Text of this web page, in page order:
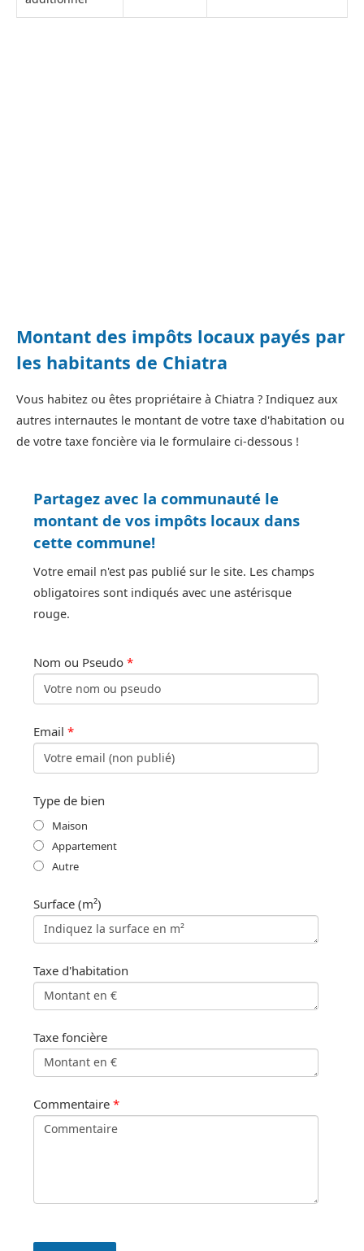
Montant des impôts locaux payés par
les habitants de Chiatra
Vous habitez ou êtes propriétaire à Chiatra ? Indiquez aux
autres internautes le montant de votre taxe d'habitation ou
de votre taxe foncière via le formulaire ci-dessous !
Partagez avec la communauté le
montant de vos impôts locaux dans
cette commune!
Votre email n'est pas publié sur le site. Les champs
obligatoires sont indiqués avec une astérisque
rouge.
Nom ou Pseudo *
Email *
Type de bien
Maison
Appartement
Autre
Surface (m²)
Taxe d'habitation
Taxe foncière
Commentaire *